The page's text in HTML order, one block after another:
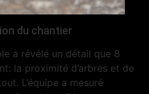
du chantier
a révélé un détail que 8
la proximité d’arbres et de
L’équipe a mesuré